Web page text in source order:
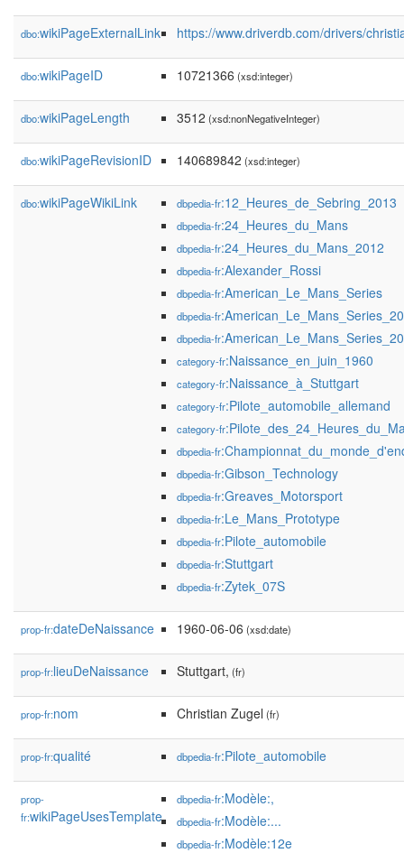
dbo:wikiPageExternalLink https://www.driverdb.com/drivers/
dbo:wikiPageID 10721366 (xsd:integer)
dbo:wikiPageLength 3512 (xsd:nonNegativeInteger)
dbo:wikiPageRevisionID 140689842 (xsd:integer)
dbo:wikiPageWikiLink dbpedia-fr:12_Heures_de_Sebring_2013
dbpedia-fr:24_Heures_du_Mans
dbpedia-fr:24_Heures_du_Mans_2012
dbpedia-fr:Alexander_Rossi
dbpedia-fr:American_Le_Mans_Series
dbpedia-fr
dbpedia-fr
category-fr:Naissance_en_juin_1960
category-fr:Naissance_à_Stuttgart
category-fr:Pilote_automobile_allemand
category-fr
dbpedia-fr
dbpedia-fr:Gibson_Technology
dbpedia-fr:Greaves_Motorsport
dbpedia-fr:Le_Mans_Prototype
dbpedia-fr:Pilote_automobile
dbpedia-fr:Stuttgart
dbpedia-fr:Zytek_07S
prop-fr:dateDeNaissance 1960-06-06 (xsd:date)
prop-fr:lieuDeNaissance Stuttgart, (fr)
prop-fr:nom Christian Zugel (fr)
prop-fr:qualité dbpedia-fr:Pilote_automobile
prop-
fr:wikiPageUsesTemplate
dbpedia-fr:Modèle:,
dbpedia-fr:Modèle:...
dbpedia-fr:Modèle:12e